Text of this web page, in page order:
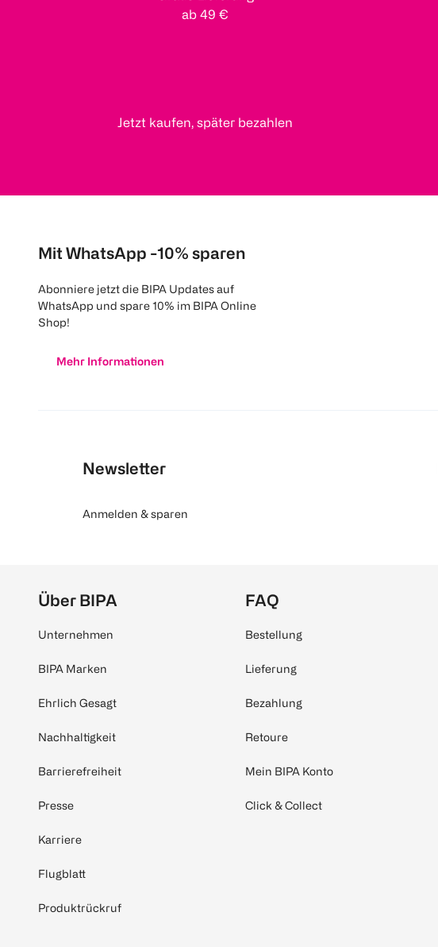
ab 49 €
Jetzt kaufen, später bezahlen
Mit WhatsApp -10% sparen
Abonniere jetzt die BIPA Updates auf
WhatsApp und spare 10% im BIPA Online
Shop!
Mehr Informationen
Newsletter
Anmelden & sparen
Über BIPA
Unternehmen
BIPA Marken
Ehrlich Gesagt
Nachhaltigkeit
Barrierefreiheit
Presse
Karriere
Flugblatt
Produktrückruf
FAQ
Bestellung
Lieferung
Bezahlung
Retoure
Mein BIPA Konto
Click & Collect